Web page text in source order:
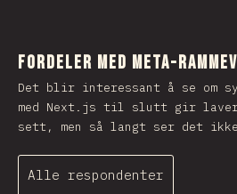
Fordeler med Meta-
Det blir interessant å se om
med Next.js til slutt gir
sett, men så langt ser det
Alle respondenter